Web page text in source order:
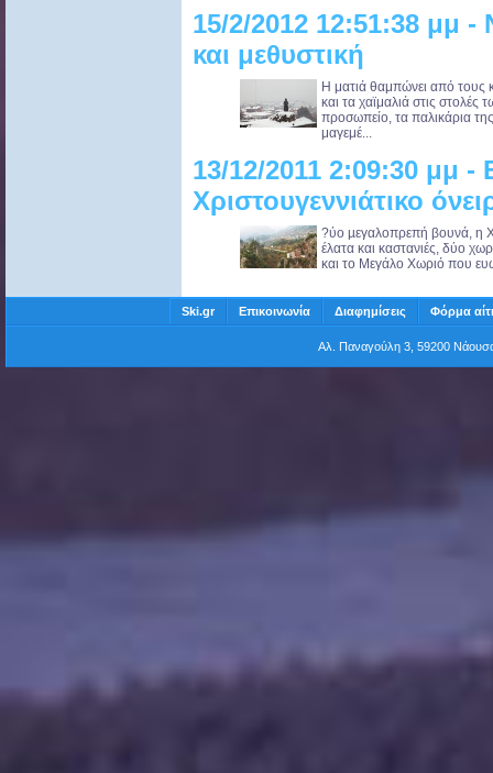
15/2/2012 12:51:38 μμ
και μεθυστική
Η ματιά θαμπώνει από τους
και τα χαϊμαλιά στις
προσωπείο, τα παλικάρια
μαγεμέ...
13/12/2011 2:09:30 μμ -
Χριστουγεννιάτικο
?ύο µεγαλοπρεπή βουνά, η
έλατα και καστανιές, δύο
και το Μεγάλο Χωριό που
Ski.gr Επικοινωνία Διαφημίσεις Φόρμα
Αλ. Παναγούλη 3, 59200